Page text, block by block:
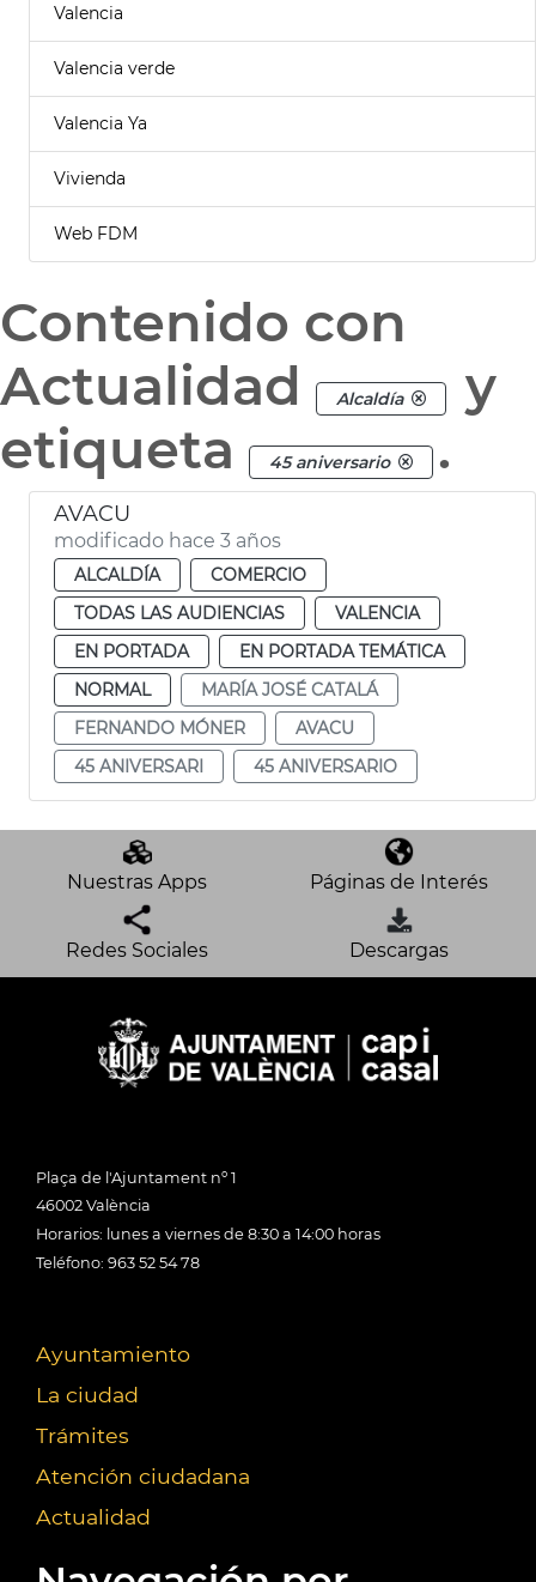
Valencia
Valencia verde
Valencia Ya
Vivienda
Web FDM
Contenido con
Actualidad
Alcaldía
y
etiqueta
45 aniversario .
AVACU
modificado hace 3 años
ALCALDÍA
COMERCIO
TODAS LAS AUDIENCIAS
VALENCIA
EN PORTADA
EN PORTADA TEMÁTICA
NORMAL
MARÍA JOSÉ CATALÁ
FERNANDO MÓNER
AVACU
45 ANIVERSARI
45 ANIVERSARIO
Nuestras Apps Páginas de Interés
Redes Sociales Descargas
Plaça de l'Ajuntament nº 1
46002 València
Horarios: lunes a viernes de 8:30 a 14:00 horas
Teléfono: 963 52 54 78
Ayuntamiento
La ciudad
Trámites
Atención ciudadana
Actualidad